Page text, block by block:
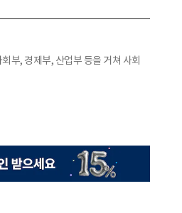
부, 경제부, 산업부 등을 거쳐 사회